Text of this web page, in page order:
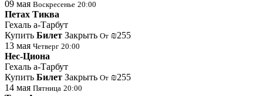
09 мая Воскресенье 20:00
Петах Тиква
Гехаль а-Тарбут
Купить Билет Закрыть От ₪255
13 мая Четверг 20:00
Нес-Циона
Гехаль а-Тарбут
Купить Билет Закрыть От ₪255
14 мая Пятница 20:00